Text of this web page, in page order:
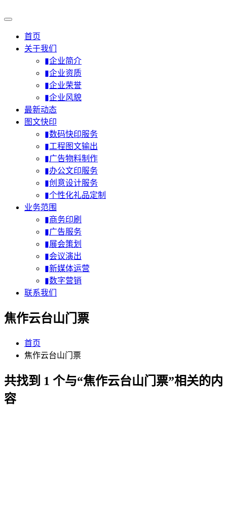
首页
关于我们
▮企业简介
▮企业资质
▮企业荣誉
▮企业风貌
最新动态
图文快印
▮数码快印服务
▮工程图文输出
▮广告物料制作
▮办公文印服务
▮创意设计服务
▮个性化礼品定制
业务范围
▮商务印刷
▮广告服务
▮展会策划
▮会议演出
▮新媒体运营
▮数字营销
联系我们
焦作云台山门票
首页
焦作云台山门票
共找到 1 个与“焦作云台山门票”相关的内
容